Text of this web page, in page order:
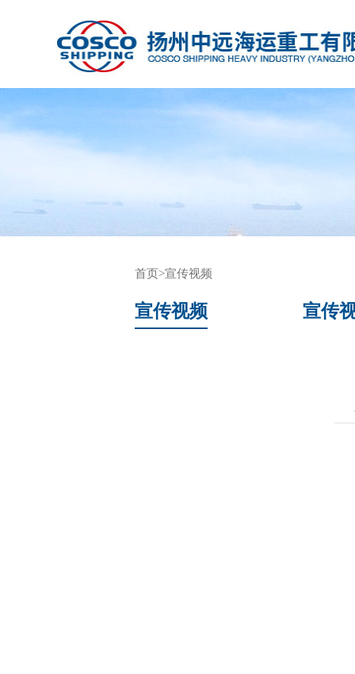
首页>宣传视频
宣传视频 宣传